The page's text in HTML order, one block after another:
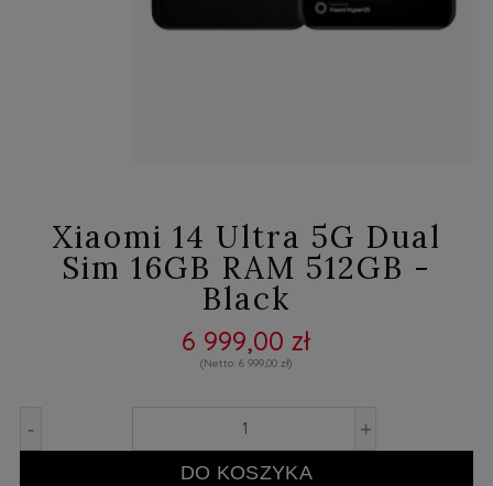
Xiaomi 14 Ultra 5G Dual
Sim 16GB RAM 512GB -
Black
6 999,00 zł
6 999,00 zł
- +
DO KOSZYKA